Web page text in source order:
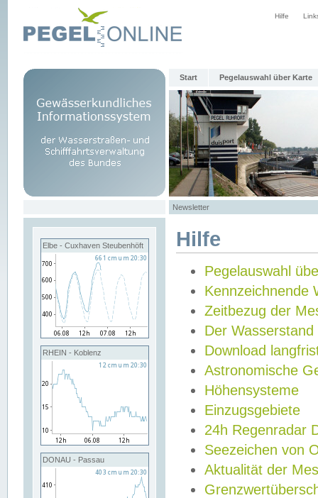
Hilfe
Start Pegelauswahl über Karte
Newsletter
Elbe - Cuxhaven Steubenhöft
RHEIN - Koblenz
DONAU - Passau
Hilfe
Pegelauswahl
Kennzeichnende
Zeitbezug der
Der Wasserstand
Download
Astronomische
Höhensysteme
Einzugsgebiete
24h Regenradar
Seezeichen von
Aktualität der